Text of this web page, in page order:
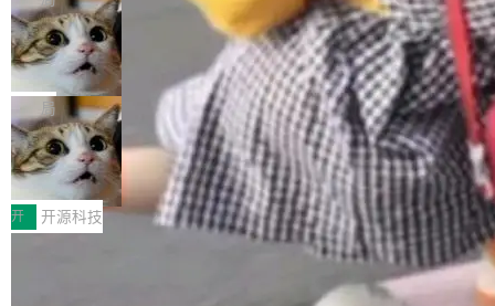
现实 过去两年，CIO们的焦虑清单上多了两项：
一是如何让大模型和智能体应用安全地从PoC走
向生产，二是如何让测试团队跟得上AI应用...
设置，如果用布尔值 + 可空字段来表示——bool
ean 表示是否可切换，nullable 的默认模式、浅
色方案、深色方案——会产生大量无意义的组
合。方案缺了、配置冲突了、全 null 了。要知道
哪些组合有效，作者说，你得靠"文档、校验、或
者部落知识"。 换个写法。Rust 的 enum，两个
变体：Switchable...
个"AI 知识库 + 聊天机器人"——每个大厂都在
做，没什么新鲜的。 但 Kenton Varda 在 Twitte
r 上把事情说清楚了： 今天我们发布了 Cloudfla
re OS，一个带连接器的聊天机器人，跟其他所
有科技公司做的一样。只不过，实际上它不一
样。这是 Sandstorm.io 的重制版，我十年前的
那个创业公司。不同的是，这次它构建在 Cloudf
lare Workers 上——我花了九年时间搭建的平台
——并且深度集成了 AI。这基本上是我十年秘密
Deno 团队开源 Celld，可自托管的分
布式 Durable Objects
Ryan Dahl 领导的 Deno 团队推出了最新开源项
目 Celld，一个能在自己机器上运行 Cloudflare
Workers 和 Durable Objects 的守护进程。 设
计思路很直接：每个对象是一个独立的 SQLite
数据库，按名称寻址，复制到你自己的 S3 兼容
存储库里。节点之间只通过这个存储库协调——
没有控制平面，没有共识协议。每个对象自带一
个小型数据库，应用天然按分片构建，单个数据
库的竞争和爆炸半径问题在设计层面就被消除
局
鲁大师7月新机性能/流畅/AI榜：vivo夺
性能、流畅双第一，三星Galaxy Z系列
新折叠缺席
2026年7月的手机市场，由于存储等硬件成本暴
增，手机厂商的日子也不好过啊，新机速度明显
放缓，因此硝烟味淡了许多。新机参数规格除开
高价的三星折叠（三星Galaxy Z Fold8 Ultra / Z
Fold8 / Z Flip8）外，其余要么是中低端机器，
开 开源科技
Zed 编辑器团队发布了新项目——DeltaDB，一